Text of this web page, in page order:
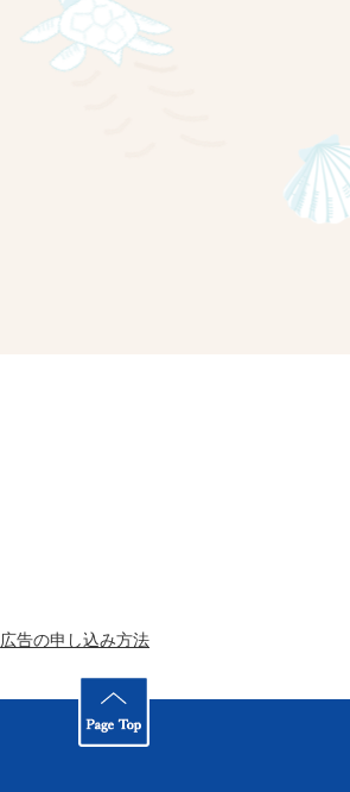
広告の申し込み方法